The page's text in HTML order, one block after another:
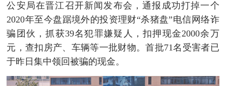
公安局在晋江召开新闻发布会，通报成功打掉一个
2020年至今盘踞境外的投资理财“杀猪盘”电信网络诈
骗团伙，抓获39名犯罪嫌疑人，扣押现金2000余万
元，查扣房产、车辆等一批财物。首批71名受害者已
于昨日集中领回被骗的现金。